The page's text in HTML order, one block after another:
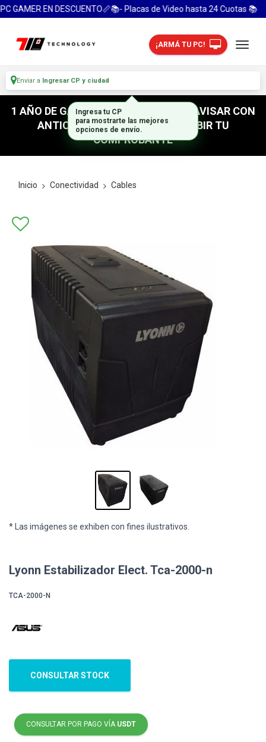
GAMER EN DESCUENTO📏📚- Placas de Video hasta 24 Cuotas 📚
¡ARMÁ TU PC!
Enviar a Ingresar CP y ciudad
1 AÑO DE GARANTIA! / PARA RETIRO AVISAR CON
ANTICIPACION / NO OLVIDES SUBIR TU
COMPROBANTE
Inicio Conectividad Cables
* Las imágenes se exhiben con fines ilustrativos.
Lyonn Estabilizador Elect. Tca-2000-n
TCA-2000-N
CONSULTAR STOCK
CONSULTAR POR PAGO VÍA USDT